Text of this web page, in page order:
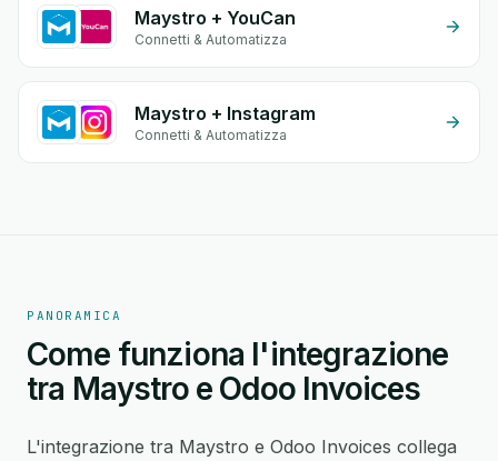
Maystro + YouCan
Connetti & Automatizza
Maystro + Instagram
Connetti & Automatizza
PANORAMICA
Come funziona l'integrazione
tra Maystro e Odoo Invoices
L'integrazione tra Maystro e Odoo Invoices collega